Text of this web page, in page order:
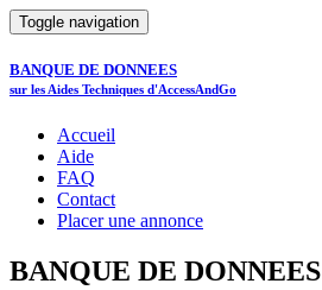
Toggle navigation
BANQUE DE DONNEES
sur les Aides Techniques d'AccessAndGo
Accueil
Aide
FAQ
Contact
Placer une annonce
BANQUE DE DONNEES